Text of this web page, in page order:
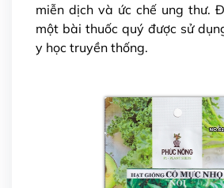
miễn dịch và ức chế ung thư.
một bài thuốc quý được sử
y học truyền thống.